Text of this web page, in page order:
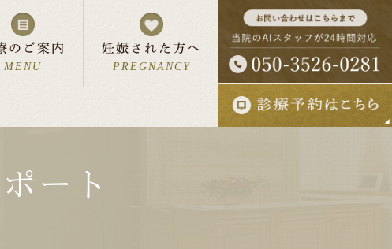
着情報
のご案内
MENU
さん・お母さんへ
妊娠された方へ
PREGNANCY
妊婦さんの一日
について
ート